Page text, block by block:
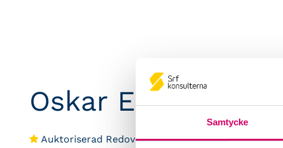
Samtycke
Oskar Egnér
Auktoriserad Redovisningskonsult Srf